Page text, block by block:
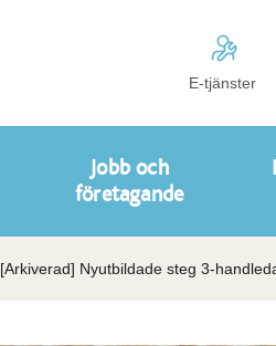
E-tjänster
Jobb och
företagande
[Arkiverad] Nyutbildade steg 3-